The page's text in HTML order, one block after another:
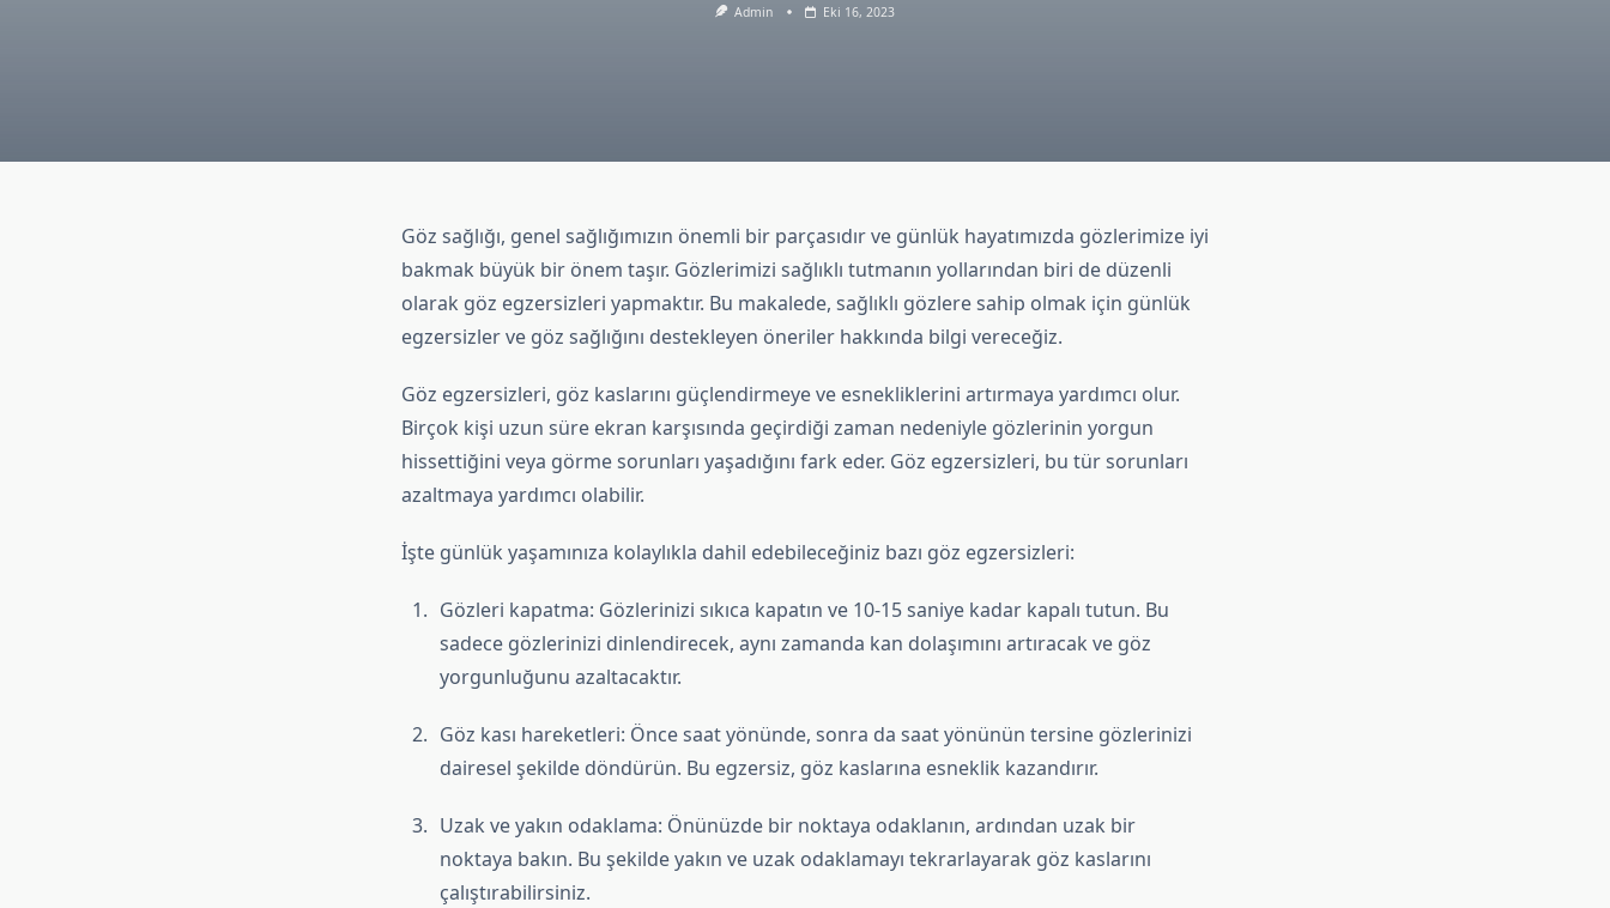
Admin Eki 16, 2023
Göz sağlığı, genel sağlığımızın önemli bir parçasıdır ve günlük hayatımızda gözlerimize iyi
bakmak büyük bir önem taşır. Gözlerimizi sağlıklı tutmanın yollarından biri de düzenli
olarak göz egzersizleri yapmaktır. Bu makalede, sağlıklı gözlere sahip olmak için günlük
egzersizler ve göz sağlığını destekleyen öneriler hakkında bilgi vereceğiz.
Göz egzersizleri, göz kaslarını güçlendirmeye ve esnekliklerini artırmaya yardımcı olur.
Birçok kişi uzun süre ekran karşısında geçirdiği zaman nedeniyle gözlerinin yorgun
hissettiğini veya görme sorunları yaşadığını fark eder. Göz egzersizleri, bu tür sorunları
azaltmaya yardımcı olabilir.
İşte günlük yaşamınıza kolaylıkla dahil edebileceğiniz bazı göz egzersizleri:
Gözleri kapatma: Gözlerinizi sıkıca kapatın ve 10-15 saniye kadar kapalı tutun. Bu
sadece gözlerinizi dinlendirecek, aynı zamanda kan dolaşımını artıracak ve göz
yorgunluğunu azaltacaktır.
Göz kası hareketleri: Önce saat yönünde, sonra da saat yönünün tersine gözlerinizi
dairesel şekilde döndürün. Bu egzersiz, göz kaslarına esneklik kazandırır.
Uzak ve yakın odaklama: Önünüzde bir noktaya odaklanın, ardından uzak bir
noktaya bakın. Bu şekilde yakın ve uzak odaklamayı tekrarlayarak göz kaslarını
çalıştırabilirsiniz.